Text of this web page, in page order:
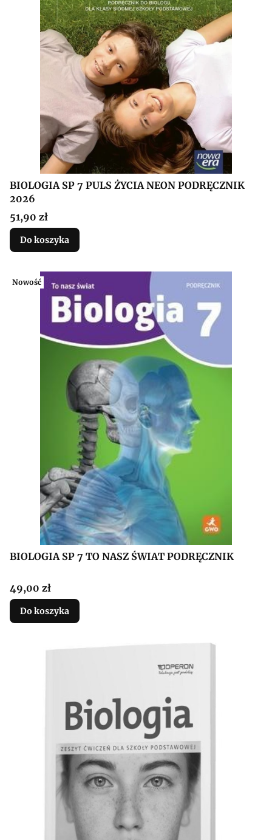
BIOLOGIA SP 7 PULS ŻYCIA NEON PODRĘCZNIK
2026
Cena
51,90 zł
Do koszyka
Nowość
BIOLOGIA SP 7 TO NASZ ŚWIAT PODRĘCZNIK
Cena
49,00 zł
Do koszyka